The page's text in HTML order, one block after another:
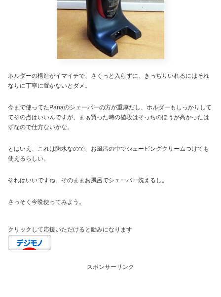
ホルダーの構造がイマイチで、さくっと入らずに、きっちりいれるにはそれ
なりに丁寧に置かないとダメ。
今まで使ってたPanaのシェーバーの方が重厚だし、ホルダーもしっかりして
てその点はいいんですが、まぁ買った時の値段はそっちのほうが高かったは
ずなので仕方ないかな。
とはいえ、これは防水なので、お風呂の中でシェービングクリームつけても
使えるらしい。
それはいいですね。そのままお風呂でシェーバー洗えるし。
さっそく今晩使ってみよう。
クリックして応援いただけると励みになります
スポンサーリンク